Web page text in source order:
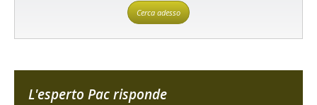
Cerca adesso
L'esperto Pac risponde